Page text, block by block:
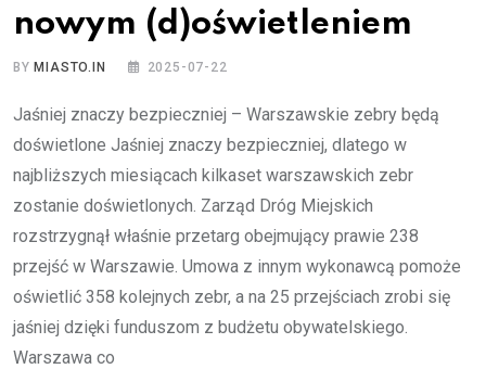
nowym (d)oświetleniem
BYMIASTO.IN 2025-07-22
Jaśniej znaczy bezpieczniej – Warszawskie zebry będą
doświetlone Jaśniej znaczy bezpieczniej, dlatego w
najbliższych miesiącach kilkaset warszawskich zebr
zostanie doświetlonych. Zarząd Dróg Miejskich
rozstrzygnął właśnie przetarg obejmujący prawie 238
przejść w Warszawie. Umowa z innym wykonawcą pomoże
oświetlić 358 kolejnych zebr, a na 25 przejściach zrobi się
jaśniej dzięki funduszom z budżetu obywatelskiego.
Warszawa co